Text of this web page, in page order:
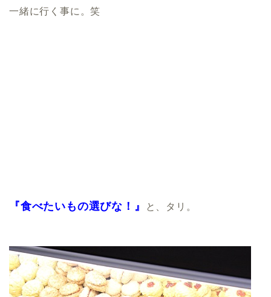
一緒に行く事に。笑
『食べたいもの選びな！』 と、タリ。